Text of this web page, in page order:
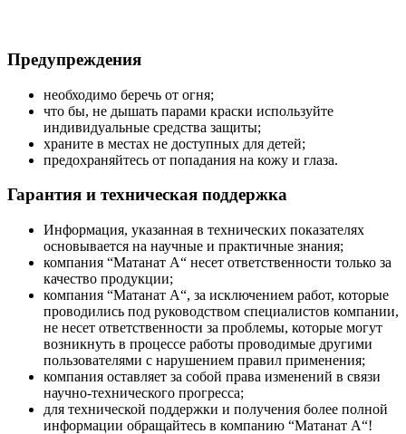
Предупреждения
необходимо беречь от огня;
что бы, не дышать парами краски используйте
индивидуальные средства защиты;
храните в местах не доступных для детей;
предохраняйтесь от попадания на кожу и глаза.
Гарантия и техническая поддержка
Информация, указанная в технических показателях
основывается на научные и практичные знания;
компания “Mатанат A“ несет ответственности только за
качество продукции;
компания “Mатанат A“, за исключением работ, которые
проводились под руководством специалистов компании,
не несет ответственности за проблемы, которые могут
возникнуть в процессе работы проводимые другими
пользователями с нарушением правил применения;
компания оставляет за собой права изменений в связи
научно-технического прогресса;
для технической поддержки и получения более полной
информации обращайтесь в компанию “Mатанат A“!